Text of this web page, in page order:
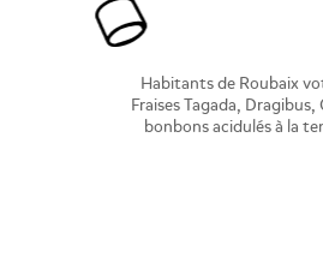
Habitants de Roubaix
Fraises Tagada,
bonbons acidulés à la